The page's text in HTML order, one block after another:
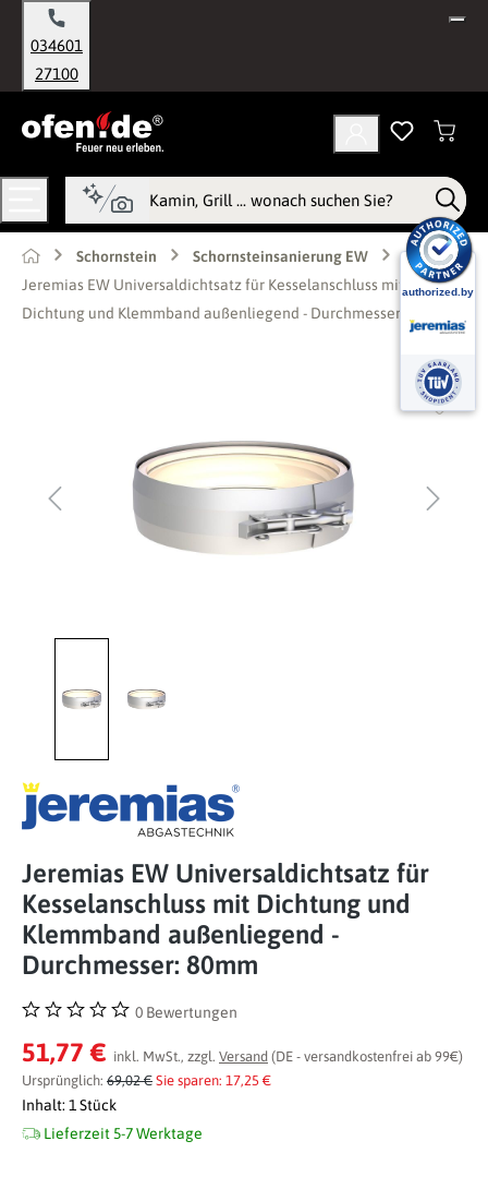
springen
034601
27100
Schornstein
Schornsteinsanierung EW
Jeremias EW Universaldichtsatz für Kesselanschluss mit
Dichtung und Klemmband außenliegend - Durchmesser: 80mm
Jeremias EW Universaldichtsatz für
Kesselanschluss mit Dichtung und
Klemmband außenliegend -
Durchmesser: 80mm
Durchschnittliche Bewertung von 0 von 5 Sternen
0 Bewertungen
51,77 € inkl. MwSt., zzgl. Versand (DE - versandkostenfrei ab 99€)
Ursprünglich: 69,02 € Sie sparen: 17,25 €
Inhalt: 1 Stück
Lieferzeit 5-7 Werktage